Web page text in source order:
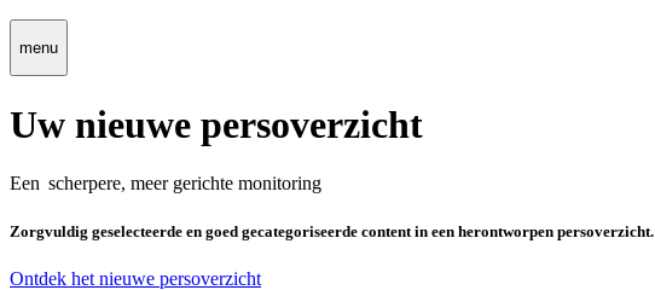
menu
Uw nieuwe persoverzicht
Een scherpere, meer gerichte monitoring
Zorgvuldig geselecteerde en goed gecategoriseerde content in een herontworpen persoverzicht.
Ontdek het nieuwe persoverzicht